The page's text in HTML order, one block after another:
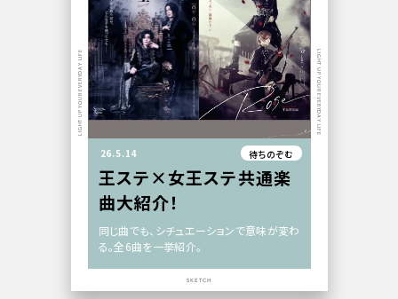
26.5.14 待ちのぞむ
王ステ×女王ステ共通楽
曲大紹介！
同じ曲でも、シチュエーションで意味が変わ
る。全6曲を一挙紹介。
LIGHT UP YOUR EVERYDAY LIFE LIGHT UP YOUR EVERYDAY LIFE
SKETCH